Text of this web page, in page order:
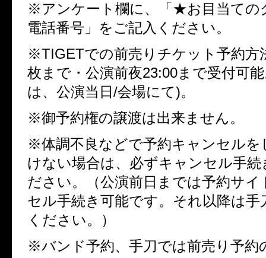
※アンケート欄に、「★お目当て
電話番号」をご記入ください。
※TIGETでの前売りチケット予約方
枚まで・公演前夜23:00まで受付可
は、公演当日/会場にて)。
※御予約権の譲渡は出来ません。
※体調不良などで予約キャンセルを
けない場合は、必ずキャンセル手
ださい。（公演前日までは予約サイ
セル手続き可能です。それ以降は手
ください。）
※バンド予約、手刀では前売り予約